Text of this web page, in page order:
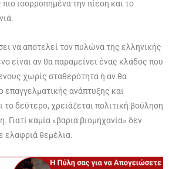
ισορροπημένα την πίεση και το
να αποτελεί τον πυλώνα της ελληνικής
είναι αν θα παραμείνει ένας κλάδος που
χωρίς σταθερότητα ή αν θα
επαγγελματικής ανάπτυξης και
το δεύτερο, χρειάζεται πολιτική βούληση
Γιατί καμία «βαριά βιομηχανία» δεν
ελαφριά θεμέλια.